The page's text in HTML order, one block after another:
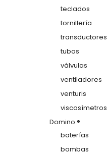
teclados
tornillería
transductores
tubos
válvulas
ventiladores
venturis
viscosímetros
Domino ®
baterías
bombas